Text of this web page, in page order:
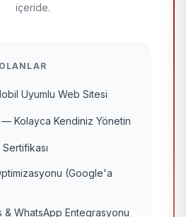
içeride.
Uyumlu Web Sitesi
— Kolayca Kendiniz Yönetin
(Google'a
& WhatsApp Entegrasyonu